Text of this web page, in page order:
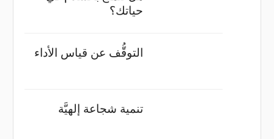
حياتك؟
التوقُّف عن قياس الأداء
تنمية شجاعة إلهيَّة